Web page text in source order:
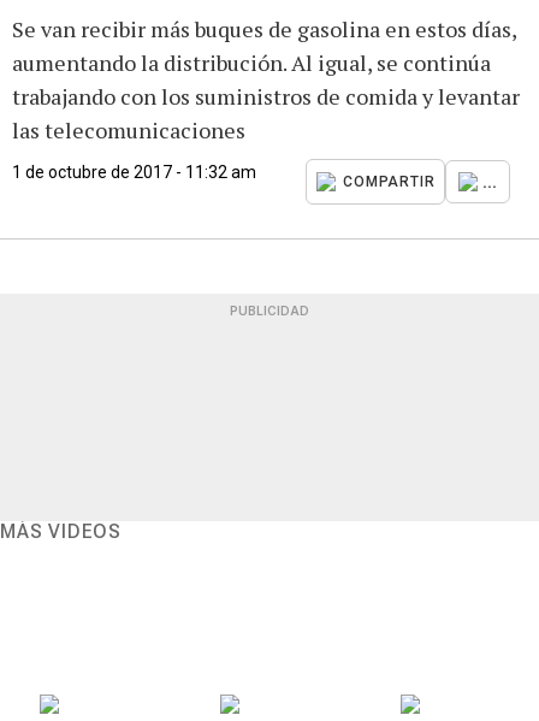
Se van recibir más buques de gasolina en estos días,
aumentando la distribución. Al igual, se continúa
trabajando con los suministros de comida y levantar
las telecomunicaciones
1 de octubre de 2017 - 11:32 am
COMPARTIR ...
PUBLICIDAD
MÁS VIDEOS